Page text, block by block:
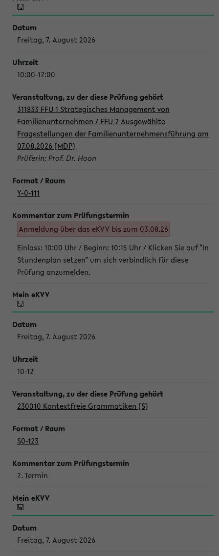
Freitag, 7. August 2026
10:00-12:00
311833 FFU 1 Strategisches Management von
Familienunternehmen / FFU 2 Ausgewählte
Fragestellungen der Familienunternehmensführung am
07.08.2026 (MDP)
Prüferin: Prof. Dr. Hoon
Y-0-111
Anmeldung über das eKVV bis zum 03.08.26
Einlass: 10:00 Uhr / Beginn: 10:15 Uhr / Klicken Sie auf "In
Stundenplan setzen" um sich verbindlich für diese
Prüfung anzumelden.
Freitag, 7. August 2026
10-12
230010 Kontextfreie Grammatiken (S)
S0-123
2. Termin
Freitag, 7. August 2026